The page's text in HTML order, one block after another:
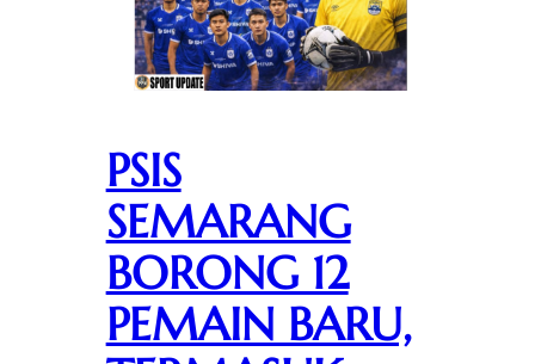
PSIS
SEMARANG
BORONG 12
PEMAIN BARU,